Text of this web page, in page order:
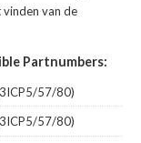
van de
Partnumbers:
57/80)
57/80)